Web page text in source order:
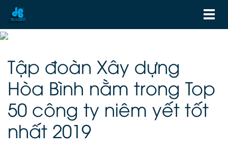
Tập đoàn Xây dựng
Hòa Bình nằm trong Top
50 công ty niêm yết tốt
nhất 2019